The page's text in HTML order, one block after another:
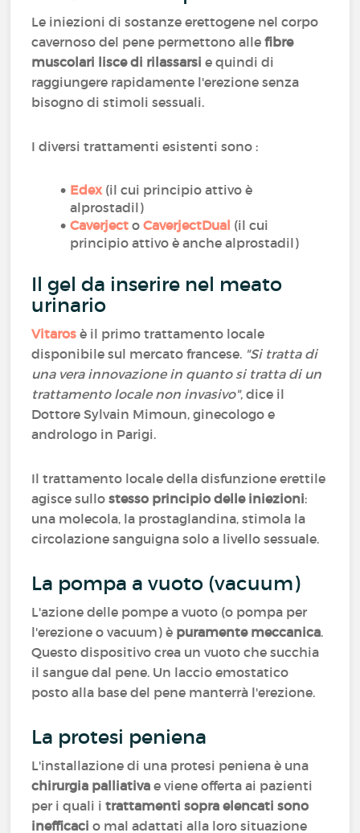
Le iniezioni di sostanze erettogene nel corpo
cavernoso del pene permettono allefibre
muscolari lisce di rilassarsi e quindi di
raggiungere rapidamente l'erezione senza
bisogno di stimoli sessuali.
I diversi trattamenti esistenti sono :
Edex(il cui principio attivo è
alprostadil)
Caverject oCaverjectDual (il cui
principio attivo è anche alprostadil)
Il gel da inserire nel meato
urinario
Vitaros è il primo trattamento locale
disponibile sul mercato francese. "Si tratta di
una vera innovazione in quanto si tratta di un
trattamento locale non invasivo", dice il
Dottore Sylvain Mimoun, ginecologo e
andrologo in Parigi.
Il trattamento locale della disfunzione erettile
agisce sullostesso principio delle iniezioni:
una molecola, la prostaglandina, stimola la
circolazione sanguigna solo a livello sessuale.
La pompa a vuoto (vacuum)
L'azione delle pompe a vuoto (o pompa per
l'erezione o vacuum) è puramente meccanica.
Questo dispositivo crea un vuoto che succhia
il sangue dal pene. Un laccio emostatico
posto alla base del pene manterrà l'erezione.
La protesi peniena
L'installazione di una protesi peniena è una
chirurgia palliativa e viene offerta ai pazienti
per i quali itrattamenti sopra elencati sono
inefficaci o mal adattati alla loro situazione